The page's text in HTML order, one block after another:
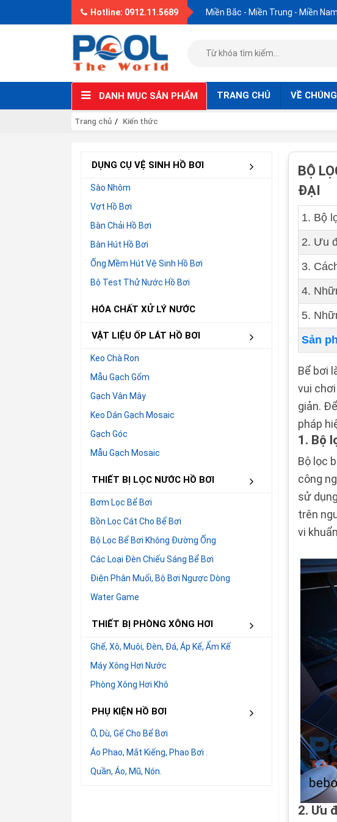
Hotline: 0912.11.5689 Miền Bắc - Miền Trung - Miền Nam
DANH MỤC SẢN PHẨM TRANG CHỦ VỀ
Trang chủ Kiến thức
DỤNG CỤ VỆ SINH HỒ BƠI
Sào Nhôm
Vợt Hồ Bơi
Bàn Chải Hồ Bơi
Bàn Hút Hồ Bơi
Ống Mềm Hút Vệ Sinh Hồ Bơi
Bộ Test Thử Nước Hồ Bơi
HÓA CHẤT XỬ LÝ NƯỚC
VẬT LIỆU ỐP LÁT HỒ BƠI
Keo Chà Ron
Mẫu Gạch Gốm
Gạch Vân Mây
Keo Dán Gạch Mosaic
Gạch Góc
Mẫu Gạch Mosaic
THIẾT BỊ LỌC NƯỚC HỒ BƠI
Bơm Lọc Bể Bơi
Bồn Lọc Cát Cho Bể Bơi
Bộ Lọc Bể Bơi Không Đường Ống
Các Loại Đèn Chiếu Sáng Bể Bơi
Điện Phân Muối, Bộ Bơi Ngược Dòng
Water Game
THIẾT BỊ PHÒNG XÔNG HƠI
Ghế, Xô, Muôi, Đèn, Đá, Áp Kế, Ẩm Kế
Máy Xông Hơi Nước
Phòng Xông Hơi Khô
PHỤ KIỆN HỒ BƠI
Ô, Dù, Gế Cho Bể Bơi
Áo Phao, Mắt Kiếng, Phao Bơi .
Quần, Áo, Mũ, Nón.
BỘ
ĐẠI
1. Bộ
2. Ưu
3.
4.
5.
Sản
Bể bơi
vui
giản.
pháp
1. Bộ
Bộ lọc
công
sử
trên
vi
2. Ưu